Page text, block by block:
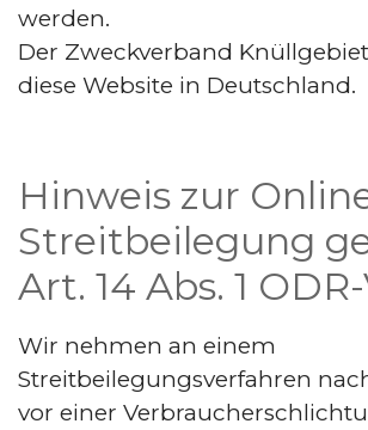
werden.
Der Zweckverband
diese Website in Deutschland.
Hinweis zur
Streitbeilegung
Art. 14 Abs. 1
Wir nehmen an einem
Streitbeilegungsverfahren
vor einer